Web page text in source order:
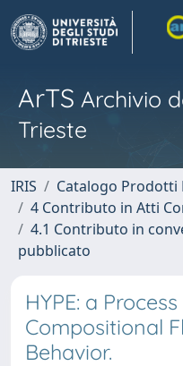
ArTS Archivio
Trieste
IRIS
Catalogo Prodotti
4 Contributo in Atti
4.1 Contributo in
pubblicato
HYPE: a
Compositional
Behavior.